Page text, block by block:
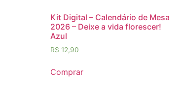
Kit Digital – Calendário de Mesa
2026 – Deixe a vida florescer!
Azul
R$ 12,90
Comprar